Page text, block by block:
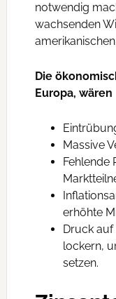
notwendig
wachsenden
Die
Europa, wären
Massive
Fehlende
erhöhte
Druck auf
lockern,
setzen.